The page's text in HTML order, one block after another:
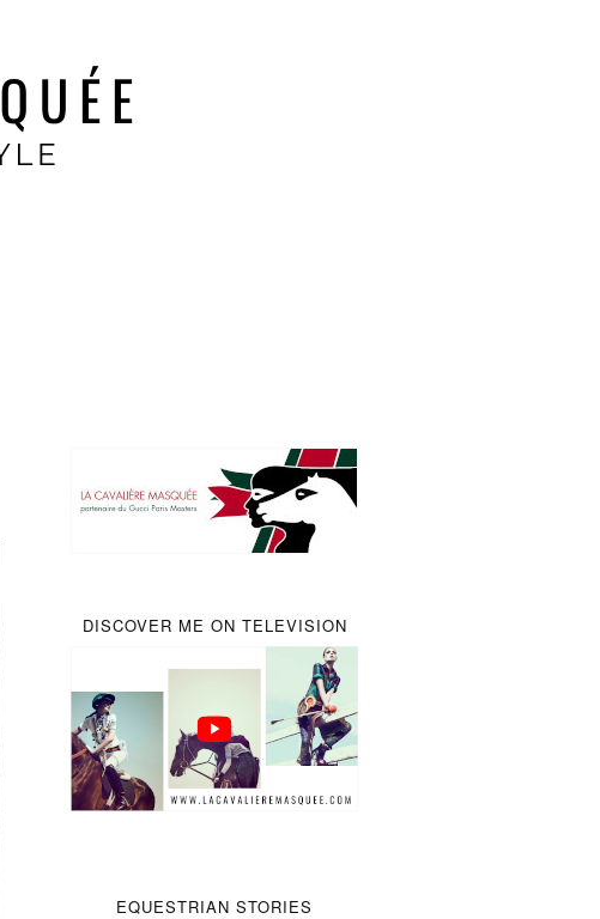
DISCOVER ME ON TELEVISION
EQUESTRIAN STORIES